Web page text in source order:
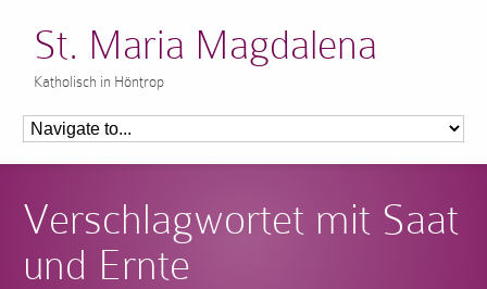
St. Maria Magdalena
Katholisch in Höntrop
Verschlagwortet mit Saat
und Ernte